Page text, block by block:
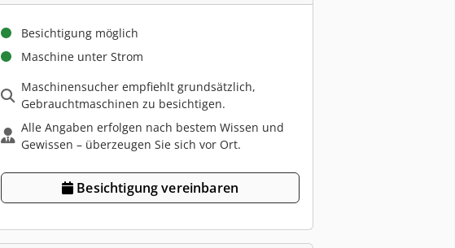
Besichtigung möglich
Maschine unter Strom
Maschinensucher empfiehlt grundsätzlich,
Gebrauchtmaschinen zu besichtigen.
Alle Angaben erfolgen nach bestem Wissen und
Gewissen – überzeugen Sie sich vor Ort.
Besichtigung vereinbaren